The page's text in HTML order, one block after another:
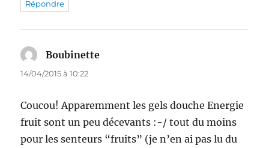
Répondre
Boubinette
14/04/2015 à 10:22
Coucou! Apparemment les gels douche Energie
fruit sont un peu décevants :-/ tout du moins
pour les senteurs “fruits” (je n’en ai pas lu du